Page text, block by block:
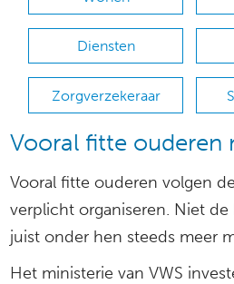
Diensten
Zorgverzekeraar
Vooral fitte ouderen
Vooral fitte ouderen volgen
verplicht organiseren. Niet
juist onder hen steeds meer
Het ministerie van VWS